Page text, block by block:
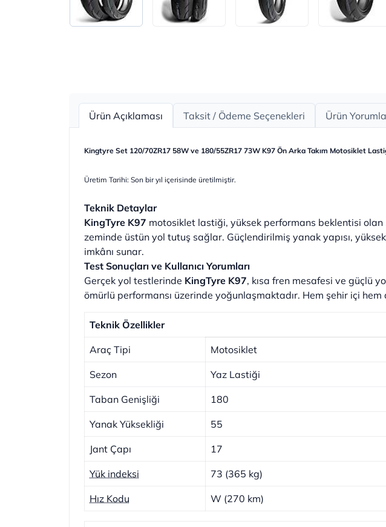
Ürün Açıklaması Taksit / Ödeme Seçenekleri Ürün
Kingtyre Set 120/70ZR17 58W ve 180/55ZR17 73W K97 Ön Arka Takım Motosiklet
Üretim Tarihi: Son bir yıl içerisinde üretilmiştir.
Teknik Detaylar
KingTyre K97 motosiklet lastiği, yüksek performans beklentisi
zeminde üstün yol tutuş sağlar. Güçlendirilmiş yanak yapısı,
imkânı sunar.
Test Sonuçları ve Kullanıcı Yorumları
Gerçek yol testlerinde KingTyre K97, kısa fren mesafesi ve güçlü
ömürlü performansı üzerinde yoğunlaşmaktadır. Hem şehir içi
Teknik Özellikler
Araç Tipi Motosiklet
Sezon Yaz Lastiği
Taban Genişliği 180
Yanak Yüksekliği 55
Jant Çapı 17
Yük indeksi 73 (365 kg)
Hız Kodu W (270 km)